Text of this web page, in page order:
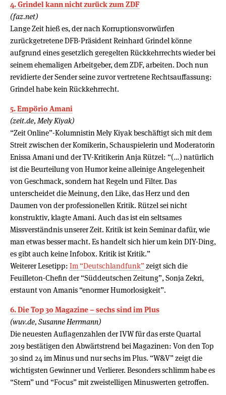
4. Grindel kann nicht zurück zum ZDF
(faz.net)
Lange Zeit hieß es, der nach Korruptionsvorwürfen
zurückgetretene DFB-Präsident Reinhard Grindel könne
aufgrund eines gesetzlich geregelten Rückkehrrechts wieder bei
seinem ehemaligen Arbeitgeber, dem ZDF, arbeiten. Doch nun
revidierte der Sender seine zuvor vertretene Rechtsauffassung:
Grindel habe kein Rückkehrrecht.
5. Empörio Amani
(zeit.de, Mely Kiyak)
“Zeit Online”-Kolumnistin Mely Kiyak beschäftigt sich mit dem
Streit zwischen der Komikerin, Schauspielerin und Moderatorin
Enissa Amani und der TV-Kritikerin Anja Rützel: “(…) natürlich
ist die Beurteilung von Humor keine alleinige Angelegenheit
von Geschmack, sondern hat Regeln und Filter. Das
unterscheidet die Meinung, den Like, das Herz und den
Daumen von der professionellen Kritik. Rützel sei nicht
konstruktiv, klagte Amani. Auch das ist ein seltsames
Missverständnis unserer Zeit. Kritik ist kein Seminar dafür, wie
man etwas besser macht. Es handelt sich hier um kein DIY-Ding,
es gibt auch keine Infobox. Kritik ist Kritik.”
Weiterer Lesetipp: Im “Deutschlandfunk” zeigt sich die
Feuilleton-Chefin der “Süddeutschen Zeitung”, Sonja Zekri,
erstaunt von Amanis “enormer Humorlosigkeit”.
6. Die Top 30 Magazine – sechs sind im Plus
(wuv.de, Susanne Herrmann)
Die neuesten Auflagenzahlen der IVW für das erste Quartal
2019 bestätigen den Abwärtstrend bei Magazinen: Von den Top
30 sind 24 im Minus und nur sechs im Plus. “W&V” zeigt die
wichtigsten Gewinner und Verlierer. Besonders schlimm habe es
“Stern” und “Focus” mit zweistelligen Minuswerten getroffen.